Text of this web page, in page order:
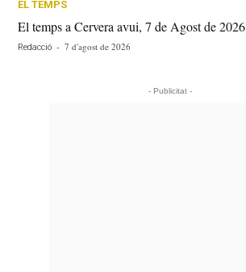
EL TEMPS
El temps a Cervera avui, 7 de Agost de 2026
Redacció - 7 d'agost de 2026
- Publicitat -